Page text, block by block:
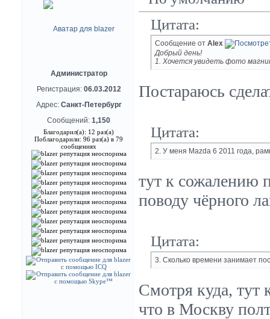
Администратор
Регистрация: 06.03.2012
Адрес: Санкт-Петербург
Сообщений: 1,150
Благодарил(а): 12 раз(а)
Поблагодарили: 96 раз(а) в 79
сообщениях
Цитата:
Сообщение от Alex
Добрый день!
1. Хочется увидеть фото
Постараюсь
Цитата:
2. У меня Mazda 6 2011 года,
тут к сожалению
поводу чёрного
Цитата:
3. Сколько времени занимает
Смотря куда, тут
что в Москву